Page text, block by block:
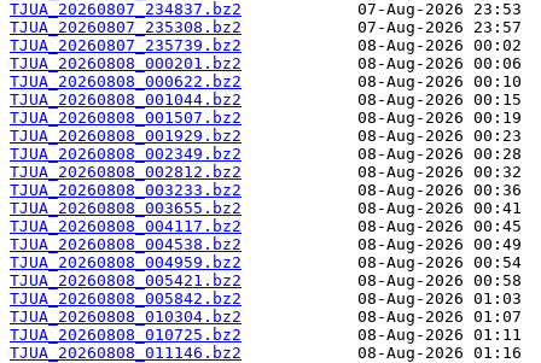
TJUA_20260807_234837.bz2
TJUA_20260807_235308.bz2
TJUA_20260807_235739.bz2
TJUA_20260808_000201.bz2
TJUA_20260808_000622.bz2
TJUA_20260808_001044.bz2
TJUA_20260808_001507.bz2
TJUA_20260808_001929.bz2
TJUA_20260808_002349.bz2
TJUA_20260808_002812.bz2
TJUA_20260808_003233.bz2
TJUA_20260808_003655.bz2
TJUA_20260808_004117.bz2
TJUA_20260808_004538.bz2
TJUA_20260808_004959.bz2
TJUA_20260808_005421.bz2
TJUA_20260808_005842.bz2
TJUA_20260808_010304.bz2
TJUA_20260808_010725.bz2
TJUA_20260808_011146.bz2